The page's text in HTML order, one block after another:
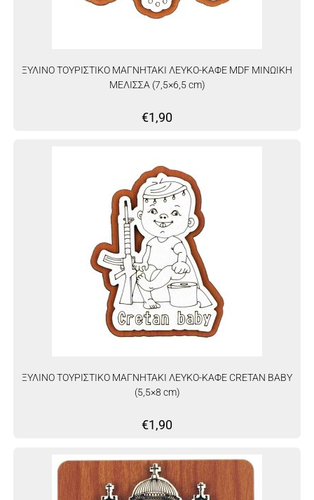
ΞΥΛΙΝΟ ΤΟΥΡΙΣΤΙΚΟ ΜΑΓΝΗΤΑΚΙ ΛΕΥΚΟ-ΚΑΦΕ MDF ΜΙΝΩΙΚΗ
ΜΕΛΙΣΣΑ (7,5×6,5 cm)
€1,90
ΞΥΛΙΝΟ ΤΟΥΡΙΣΤΙΚΟ ΜΑΓΝΗΤΑΚΙ ΛΕΥΚΟ-ΚΑΦΕ CRETAN BABY
(5,5×8 cm)
€1,90